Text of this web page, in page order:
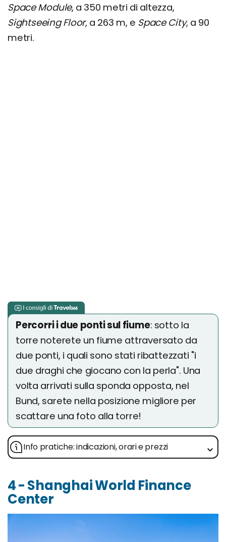
Space Module, a 350 metri di altezza,
Sightseeing Floor, a 263 m, e Space City, a 90
metri.
Percorri i due ponti sul fiume: sotto la
torre noterete un fiume attraversato da
due ponti, i quali sono stati ribattezzati "i
due draghi che giocano con la perla". Una
volta arrivati sulla sponda opposta, nel
Bund, sarete nella posizione migliore per
scattare una foto alla torre!
Info pratiche: indicazioni, orari e prezzi
4 - Shanghai World Finance
Center